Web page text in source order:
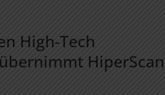
High-Tech
HiperScan